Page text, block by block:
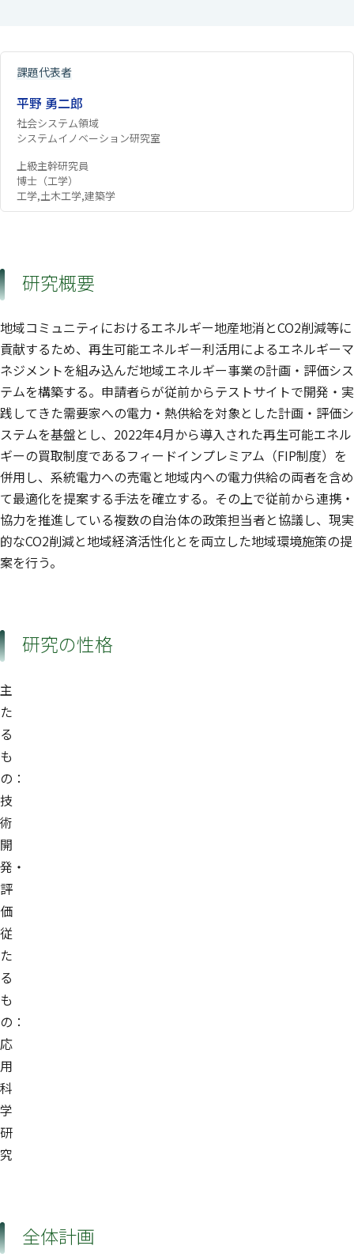
課題代表者
平野 勇二郎
社会システム領域
システムイノベーション研究室
上級主幹研究員
博士（工学）
工学,土木工学,建築学
研究概要
地域コミュニティにおけるエネルギー地産地消とCO2削減等に
貢献するため、再生可能エネルギー利活用によるエネルギーマ
ネジメントを組み込んだ地域エネルギー事業の計画・評価シス
テムを構築する。申請者らが従前からテストサイトで開発・実
践してきた需要家への電力・熱供給を対象とした計画・評価シ
ステムを基盤とし、2022年4月から導入された再生可能エネル
ギーの買取制度であるフィードインプレミアム（FIP制度）を
併用し、系統電力への売電と地域内への電力供給の両者を含め
て最適化を提案する手法を確立する。その上で従前から連携・
協力を推進している複数の自治体の政策担当者と協議し、現実
的なCO2削減と地域経済活性化とを両立した地域環境施策の提
案を行う。
研究の性格
主
た
る
も
の：
技
術
開
発・
評
価
従
た
る
も
の：
応
用
科
学
研
究
全体計画